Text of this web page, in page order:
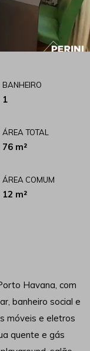
BANHEIRO
1
ÁREA TOTAL
76 m²
ÁREA COMUM
12 m²
Havana, com
banheiro social e
móveis e eletros
quente e gás